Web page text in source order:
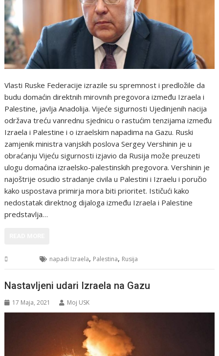
Vlasti Ruske Federacije izrazile su spremnost i predložile da
budu domaćin direktnih mirovnih pregovora između Izraela i
Palestine, javlja Anadolija. Vijeće sigurnosti Ujedinjenih nacija
održava treću vanrednu sjednicu o rastućim tenzijama između
Izraela i Palestine i o izraelskim napadima na Gazu. Ruski
zamjenik ministra vanjskih poslova Sergey Vershinin je u
obraćanju Vijeću sigurnosti izjavio da Rusija može preuzeti
ulogu domaćina izraelsko-palestinskih pregovora. Vershinin je
najoštrije osudio stradanje civila u Palestini i Izraelu i poručio
kako uspostava primirja mora biti prioritet. Ističući kako
nedostatak direktnog dijaloga između Izraela i Palestine
predstavlja…
napadi Izraela, Palestina, Rusija
Nastavljeni udari Izraela na Gazu
17 Maja, 2021 Moj USK